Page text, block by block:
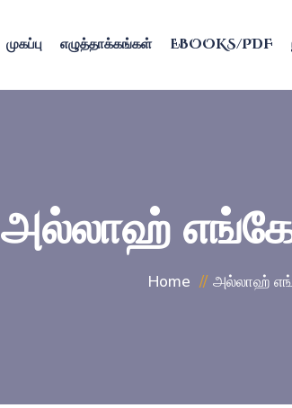
முகப்பு எழுத்தாக்கங்கள் EBOOKS/PDF
அல்லாஹ் எங்கே
Home அல்லாஹ்